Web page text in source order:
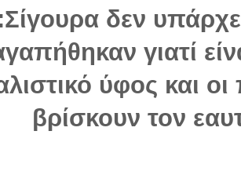
δεν
γιατί
ύφος και
βρίσκουν τον